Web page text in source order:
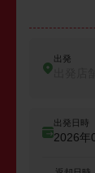
出発
出発日時
2026年